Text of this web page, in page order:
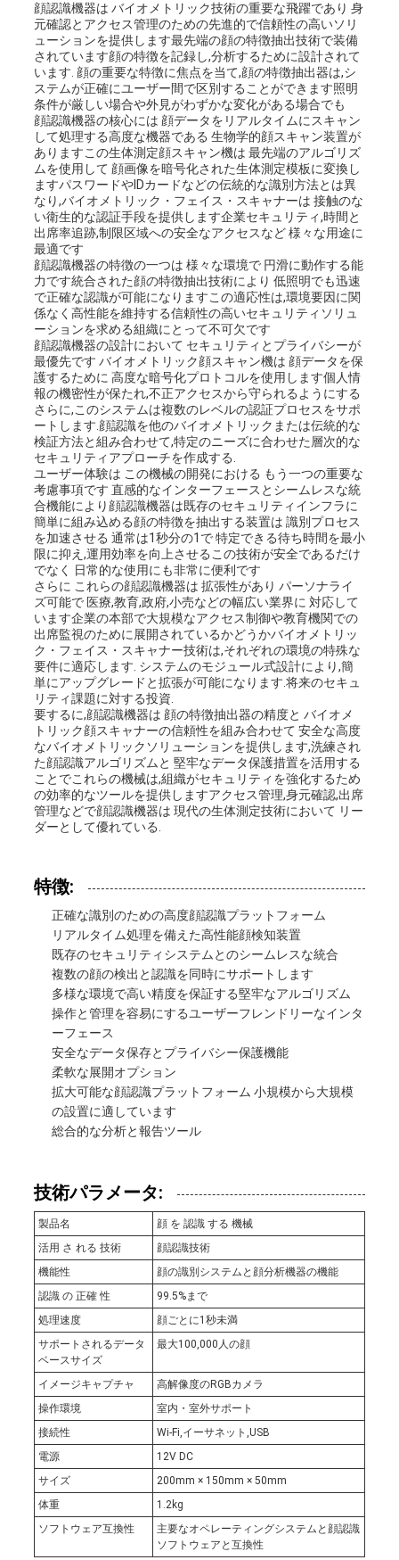
PRIVACY
POLICY
顔認識機器は バイオメトリック技術の重要な飛躍であり 身
元確認とアクセス管理のための先進的で信頼性の高いソリ
ューションを提供します最先端の顔の特徴抽出技術で装備
されています顔の特徴を記録し,分析するために設計されて
います. 顔の重要な特徴に焦点を当て,顔の特徴抽出器は,シ
ステムが正確にユーザー間で区別することができます照明
条件が厳しい場合や外見がわずかな変化がある場合でも
顔認識機器の核心には 顔データをリアルタイムにスキャン
して処理する高度な機器である 生物学的顔スキャン装置が
ありますこの生体測定顔スキャン機は 最先端のアルゴリズ
ムを使用して 顔画像を暗号化された生体測定模板に変換し
ますパスワードやIDカードなどの伝統的な識別方法とは異
なり,バイオメトリック・フェイス・スキャナーは 接触のな
い衛生的な認証手段を提供します企業セキュリティ,時間と
出席率追跡,制限区域への安全なアクセスなど 様々な用途に
最適です
顔認識機器の特徴の一つは 様々な環境で 円滑に動作する能
力です統合された顔の特徴抽出技術により 低照明でも迅速
で正確な認識が可能になりますこの適応性は,環境要因に関
係なく高性能を維持する信頼性の高いセキュリティソリュ
ーションを求める組織にとって不可欠です
顔認識機器の設計において セキュリティとプライバシーが
最優先です バイオメトリック顔スキャン機は 顔データを保
護するために 高度な暗号化プロトコルを使用します個人情
報の機密性が保たれ,不正アクセスから守られるようにする
さらに,このシステムは複数のレベルの認証プロセスをサポ
ートします.顔認識を他のバイオメトリックまたは伝統的な
検証方法と組み合わせて,特定のニーズに合わせた層次的な
セキュリティアプローチを作成する.
ユーザー体験は この機械の開発における もう一つの重要な
考慮事項です 直感的なインターフェースとシームレスな統
合機能により顔認識機器は既存のセキュリティインフラに
簡単に組み込める顔の特徴を抽出する装置は 識別プロセス
を加速させる 通常は1秒分の1で 特定できる待ち時間を最小
限に抑え,運用効率を向上させるこの技術が安全であるだけ
でなく 日常的な使用にも非常に便利です
さらに これらの顔認識機器は 拡張性があり パーソナライ
ズ可能で 医療,教育,政府,小売などの幅広い業界に 対応して
います企業の本部で大規模なアクセス制御や教育機関での
出席監視のために展開されているかどうかバイオメトリッ
ク・フェイス・スキャナー技術は,それぞれの環境の特殊な
要件に適応します. システムのモジュール式設計により,簡
単にアップグレードと拡張が可能になります.将来のセキュ
リティ課題に対する投資.
要するに,顔認識機器は 顔の特徴抽出器の精度と バイオメ
トリック顔スキャナーの信頼性を組み合わせて 安全な高度
なバイオメトリックソリューションを提供します,洗練され
た顔認識アルゴリズムと 堅牢なデータ保護措置を活用する
ことでこれらの機械は,組織がセキュリティを強化するため
の効率的なツールを提供しますアクセス管理,身元確認,出席
管理などで顔認識機器は 現代の生体測定技術において リー
ダーとして優れている.
特徴:
正確な識別のための高度顔認識プラットフォーム
リアルタイム処理を備えた高性能顔検知装置
既存のセキュリティシステムとのシームレスな統合
複数の顔の検出と認識を同時にサポートします
多様な環境で高い精度を保証する堅牢なアルゴリズム
操作と管理を容易にするユーザーフレンドリーなインタ
ーフェース
安全なデータ保存とプライバシー保護機能
柔軟な展開オプション
拡大可能な顔認識プラットフォーム 小規模から大規模
の設置に適しています
総合的な分析と報告ツール
技術パラメータ:
製品名
顔 を 認識 する 機械
活用 さ れる 技術
顔認識技術
機能性
顔の識別システムと顔分析機器の機能
認識 の 正確 性
99.5%まで
処理速度
顔ごとに1秒未満
サポートされるデータ
ベースサイズ
最大100,000人の顔
イメージキャプチャ
高解像度のRGBカメラ
操作環境
室内・室外サポート
接続性
Wi-Fi,イーサネット,USB
電源
12V DC
サイズ
200mm × 150mm × 50mm
体重
1.2kg
ソフトウェア互換性
主要なオペレーティングシステムと顔認識
ソフトウェアと互換性